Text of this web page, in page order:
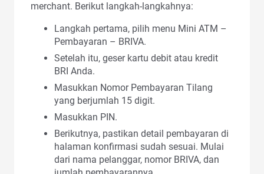
merchant. Berikut langkah-langkahnya:
Langkah pertama, pilih menu Mini ATM –
Pembayaran – BRIVA.
Setelah itu, geser kartu debit atau kredit
BRI Anda.
Masukkan Nomor Pembayaran Tilang
yang berjumlah 15 digit.
Masukkan PIN.
Berikutnya, pastikan detail pembayaran di
halaman konfirmasi sudah sesuai. Mulai
dari nama pelanggar, nomor BRIVA, dan